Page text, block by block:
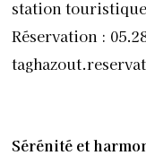
station
Réservation :
Sérénité et